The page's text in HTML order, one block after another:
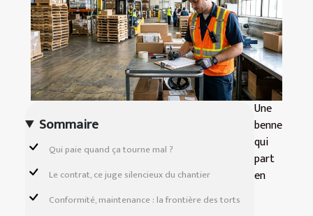
Sommaire
Qui paie quand ça tourne mal ?
Le contrat, ce juge silencieux du chantier
Conformité, maintenance : la frontière des torts
Une
benne
qui
part
en